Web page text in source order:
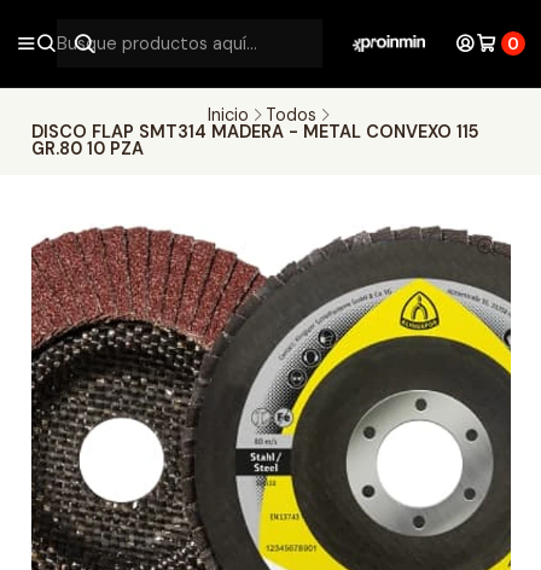
0
Inicio
Todos
DISCO FLAP SMT314 MADERA - METAL CONVEXO 115
GR.80 10 PZA